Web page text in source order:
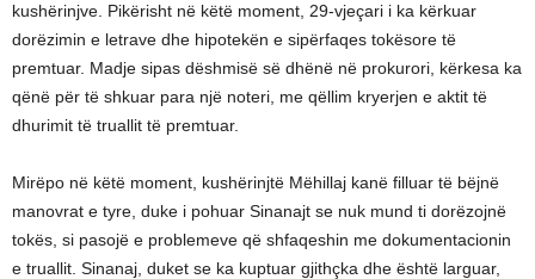
kushërinjve. Pikërisht në këtë moment, 29-vjeçari i ka kërkuar
dorëzimin e letrave dhe hipotekën e sipërfaqes tokësore të
premtuar. Madje sipas dëshmisë së dhënë në prokurori, kërkesa ka
qënë për të shkuar para një noteri, me qëllim kryerjen e aktit të
dhurimit të truallit të premtuar.
Mirëpo në këtë moment, kushërinjtë Mëhillaj kanë filluar të bëjnë
manovrat e tyre, duke i pohuar Sinanajt se nuk mund ti dorëzojnë
tokës, si pasojë e problemeve që shfaqeshin me dokumentacionin
e truallit. Sinanaj, duket se ka kuptuar gjithçka dhe është larguar,